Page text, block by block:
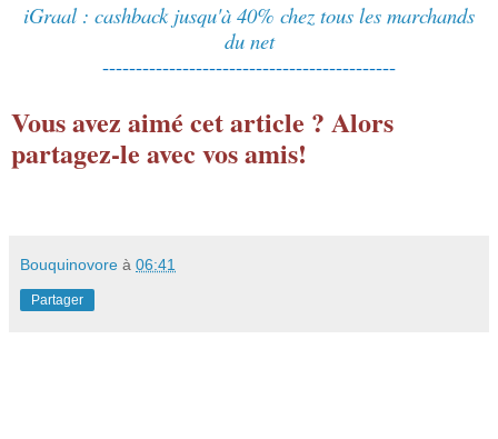
iGraal : cashback jusqu'à 40% chez tous les marchands
du net
--------------------------------------------
Vous avez aimé cet article ? Alors
partagez-le avec vos amis!
Bouquinovore à 06:41
Partager